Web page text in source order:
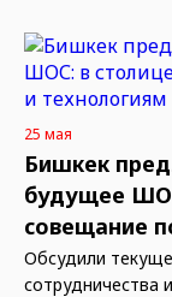
25 мая
Бишкек
будущее
совещание
Обсудили
сотрудничества